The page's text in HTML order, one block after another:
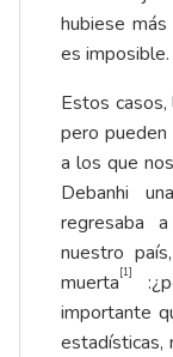
hubiese
es imposible.
Estos
pero
a los que
Debanhi
regresaba
nuestro
muerta[1]
importante
estadísticas,